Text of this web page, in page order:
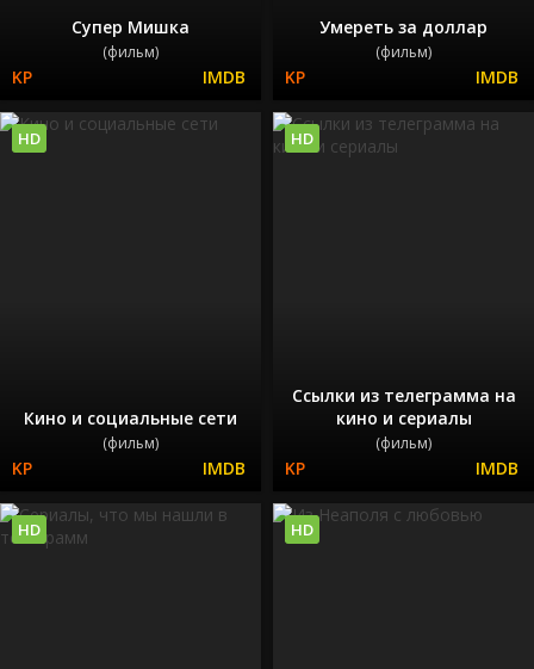
Супер Мишка
(фильм)
Умереть за доллар
(фильм)
Кино и социальные сети
(фильм)
HD
Ссылки из телеграмма на
кино и сериалы
(фильм)
HD
HD HD